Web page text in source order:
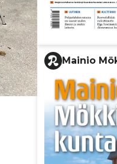
Mainio